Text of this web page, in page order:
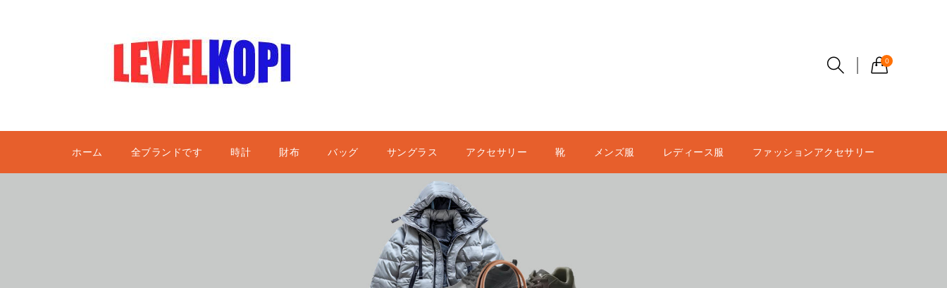
0
ホーム 全ブランドです 時計 財布 バッグ サングラス アクセサリー 靴 メンズ服 レディース服 ファッションアクセサリー